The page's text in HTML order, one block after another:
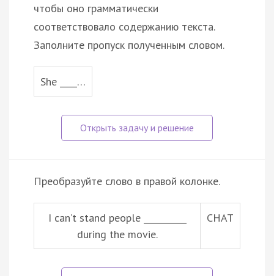
чтобы оно грамматически
соответствовало содержанию текста.
Заполните пропуск полученным словом.
She ____…
Преобразуйте слово в правой колонке.
I can’t stand people __________
during the movie.
CHAT